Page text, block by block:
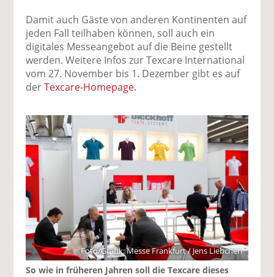
Damit auch Gäste von anderen Kontinenten auf
jeden Fall teilhaben können, soll auch ein
digitales Messeangebot auf die Beine gestellt
werden. Weitere Infos zur Texcare International
vom 27. November bis 1. Dezember gibt es auf
derTexcare-Homepage.
Foto/Grafik: Messe Frankfurt / Jens Liebchen
So wie in früheren Jahren soll die Texcare dieses